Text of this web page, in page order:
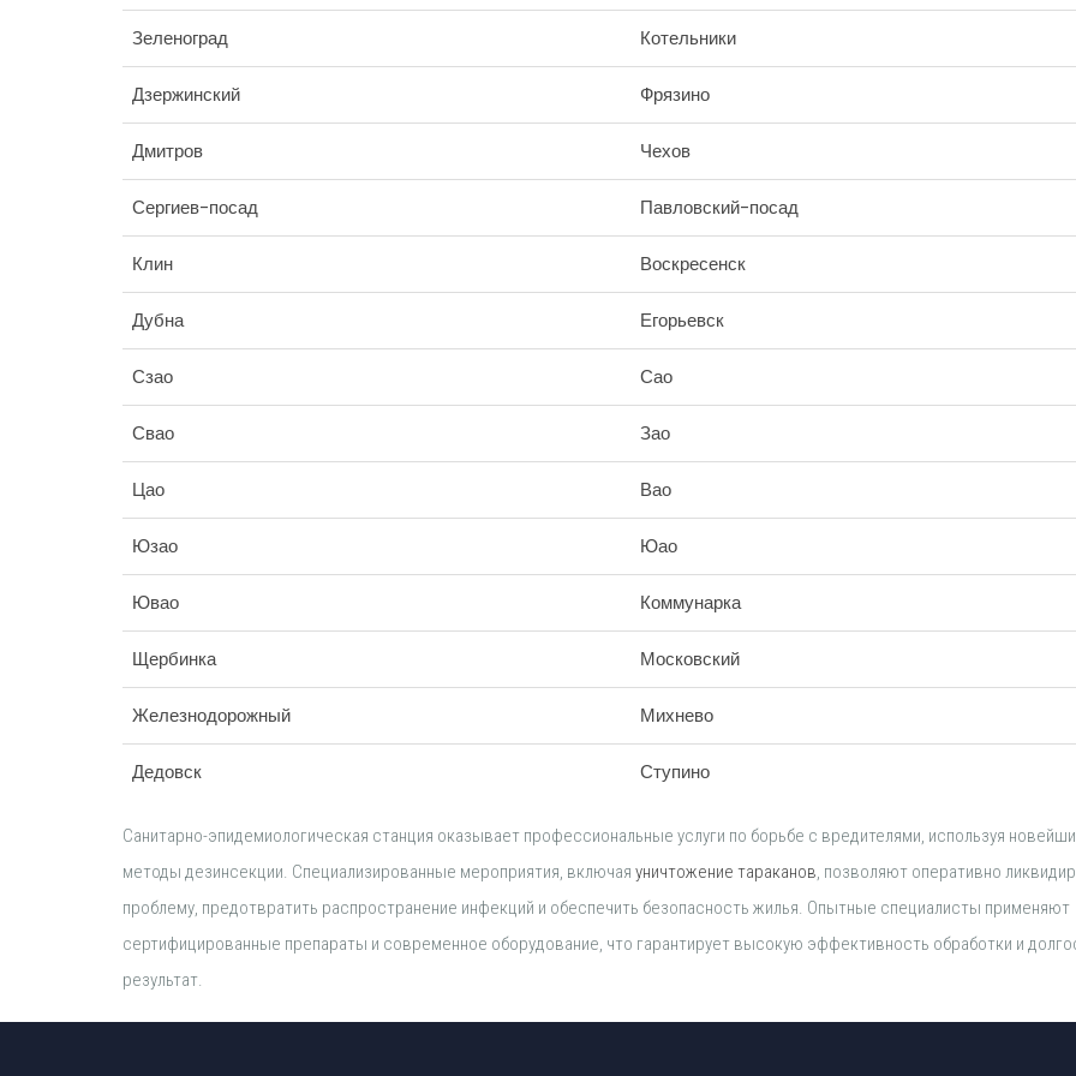
Зеленоград Котельники
Дзержинский Фрязино
Дмитров Чехов
Сергиев-посад Павловский-посад
Клин Воскресенск
Дубна Егорьевск
Сзао Сао
Свао Зао
Цао Вао
Юзао Юао
Ювао Коммунарка
Щербинка Московский
Железнодорожный Михнево
Дедовск Ступино
Санитарно-эпидемиологическая станция оказывает профессиональные услуги по борьбе с вредителями, используя
методы дезинсекции. Специализированные мероприятия, включая уничтожение тараканов, позволяют оперативно
проблему, предотвратить распространение инфекций и обеспечить безопасность жилья. Опытные специалисты применяют
сертифицированные препараты и современное оборудование, что гарантирует высокую эффективность обработки и
результат.